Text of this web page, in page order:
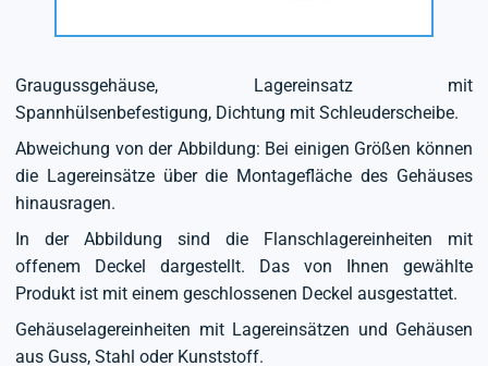
Graugussgehäuse, Lagereinsatz mit
Spannhülsenbefestigung, Dichtung mit Schleuderscheibe.
Abweichung von der Abbildung: Bei einigen Größen können
die Lagereinsätze über die Montagefläche des Gehäuses
hinausragen.
In der Abbildung sind die Flanschlagereinheiten mit
offenem Deckel dargestellt. Das von Ihnen gewählte
Produkt ist mit einem geschlossenen Deckel ausgestattet.
Gehäuselagereinheiten mit Lagereinsätzen und Gehäusen
aus Guss, Stahl oder Kunststoff.